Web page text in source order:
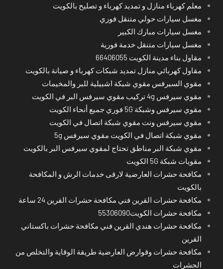
معلم كهرباء منازل و تمديد كهرباء و تصليح بالكويت
مغسل سيارات حولي متنقل فوري
مغسل سيارات مبارك الكبير
مغسل سيارات متنقل خدمة فورية
مقاول بناء مدينة الكويت 66406055
مقاول كهربائي منازل تمديد شبكات كهرباء و صيانة بالكويت
مقوي السيرفس مقوي شبكة اشبيلية للبر والمخيمات
مقوي سيرفس 4g تركيب مقوي سيرفس البر في الكويت
مقوي سيرفس وشبكة 5G فوري جميع أنحاء الكويت
مقوي سيرفس ونت مقوي شبكة اتصال في الكويت
مقوي شبكة اتصال في الكويت مقوي سيرفس 5g
مقوي شبكة البر مناطق تحتاج لمقوي سيرفس البر بالكويت
مقويات شبكة 5G الكويت
مكافحة حشرات العارضية لارقى خدمات الرش و المكافحة
بالكويت
مكافحة حشرات القرين فني مكافحة حشرات القرين 24 ساعة
مكافحة حشرات الكويت55306090
مكافحة حشرات هندي القرين فني مكافحة حشرات باكستاني
القرين
مكافحة حشرات وقوارض العارضية طريقة الوقاية والتخلص من
الحشرات